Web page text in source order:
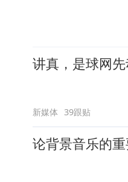
讲真，是球网先
新媒体 39跟贴
论背景音乐的重